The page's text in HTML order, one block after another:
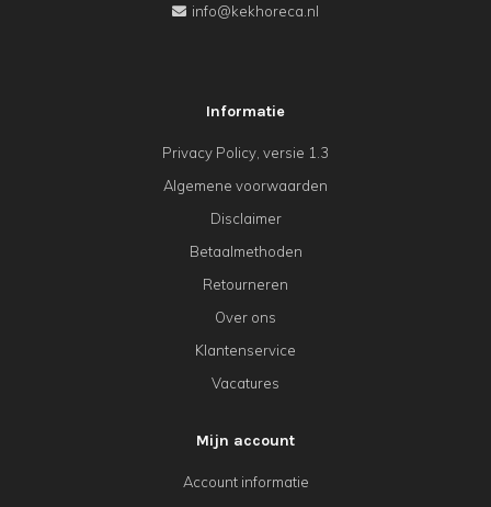
info@kekhoreca.nl
Informatie
Privacy Policy, versie 1.3
Algemene voorwaarden
Disclaimer
Betaalmethoden
Retourneren
Over ons
Klantenservice
Vacatures
Mijn account
Account informatie